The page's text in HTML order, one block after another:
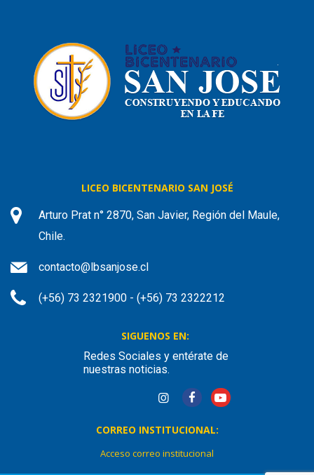
LICEO BICENTENARIO SAN JOSÉ
Arturo Prat n° 2870, San Javier, Región del Maule,
Chile.
contacto@lbsanjose.cl
(+56) 73 2321900 - (+56) 73 2322212
SIGUENOS EN:
Redes Sociales y entérate de
nuestras noticias.
CORREO INSTITUCIONAL:
Acceso correo institucional